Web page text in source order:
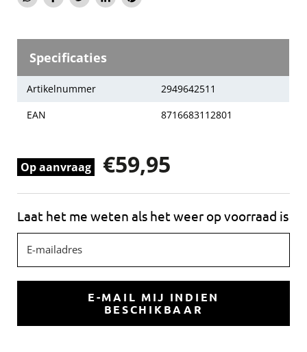
Deel
Delen
Tweet
Deel
Pin
Specificaties
Artikelnummer
2949642511
EAN
8716683112801
Op aanvraag €59,95
Laat het me weten als het weer op voorraad is
E-mailadres
E-MAIL MIJ INDIEN
BESCHIKBAAR